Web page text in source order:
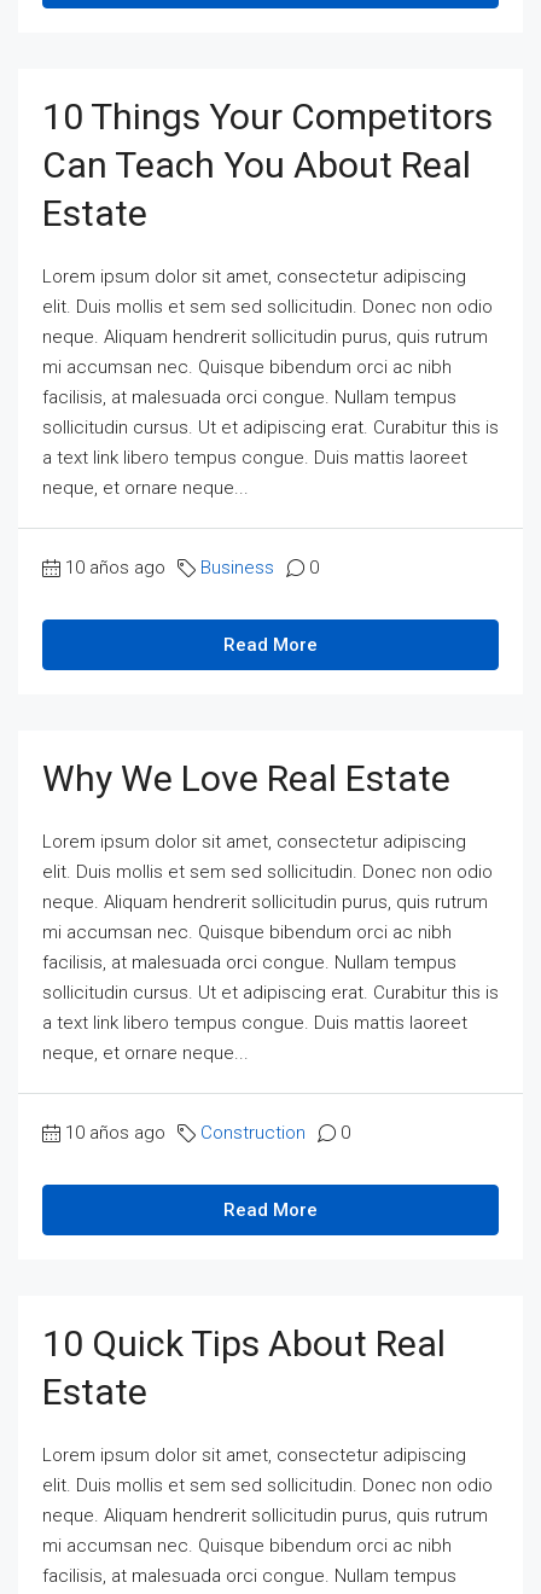
10 Things Your Competitors
Can Teach You About Real
Estate
Lorem ipsum dolor sit amet, consectetur adipiscing
elit. Duis mollis et sem sed sollicitudin. Donec non odio
neque. Aliquam hendrerit sollicitudin purus, quis rutrum
mi accumsan nec. Quisque bibendum orci ac nibh
facilisis, at malesuada orci congue. Nullam tempus
sollicitudin cursus. Ut et adipiscing erat. Curabitur this is
a text link libero tempus congue. Duis mattis laoreet
neque, et ornare neque...
10 años ago Business 0
Read More
Why We Love Real Estate
Lorem ipsum dolor sit amet, consectetur adipiscing
elit. Duis mollis et sem sed sollicitudin. Donec non odio
neque. Aliquam hendrerit sollicitudin purus, quis rutrum
mi accumsan nec. Quisque bibendum orci ac nibh
facilisis, at malesuada orci congue. Nullam tempus
sollicitudin cursus. Ut et adipiscing erat. Curabitur this is
a text link libero tempus congue. Duis mattis laoreet
neque, et ornare neque...
10 años ago Construction 0
Read More
10 Quick Tips About Real
Estate
Lorem ipsum dolor sit amet, consectetur adipiscing
elit. Duis mollis et sem sed sollicitudin. Donec non odio
neque. Aliquam hendrerit sollicitudin purus, quis rutrum
mi accumsan nec. Quisque bibendum orci ac nibh
facilisis, at malesuada orci congue. Nullam tempus